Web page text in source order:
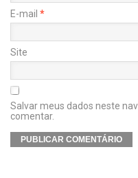
E-mail *
Site
Salvar meus dados neste
comentar.